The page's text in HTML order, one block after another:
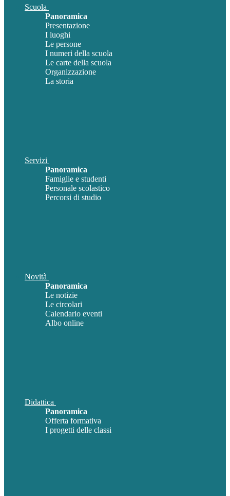
Scuola
Panoramica
Presentazione
I luoghi
Le persone
I numeri della scuola
Le carte della scuola
Organizzazione
La storia
Servizi
Panoramica
Famiglie e studenti
Personale scolastico
Percorsi di studio
Novità
Panoramica
Le notizie
Le circolari
Calendario eventi
Albo online
Didattica
Panoramica
Offerta formativa
I progetti delle classi